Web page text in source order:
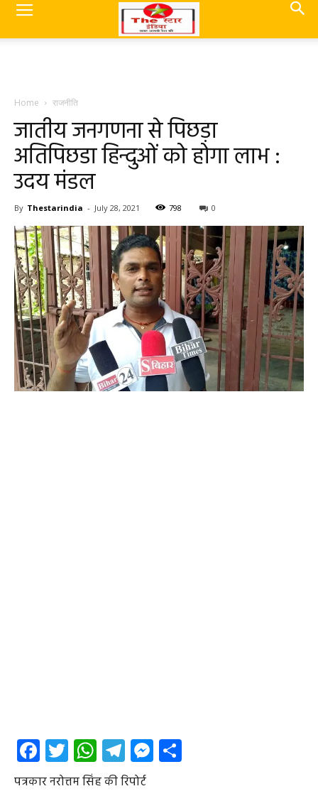
Home राजनीति
जातीय जनगणना से पिछड़ा
अतिपिछडा हिन्दुओं को होगा लाभ :
उदय मंडल
By Thestarindia - July 28, 2021 798 0
Facebook
Twitter
WhatsApp
Telegram
Messenger
पत्रकार नरोत्तम सिंह की रिपोर्ट